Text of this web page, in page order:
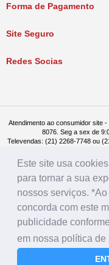
Política de Pagamento
Política de Entrega
Forma de Pagamento
Site Seguro
Redes Socias
Atendimento ao consumidor site
8076. Seg a sex de
Televendas: (21) 2268-7748 ou
Female Pet - CNPJ:
de
Este site usa
para tornar a sua
nossos serviços.
concorda com este
publicidade
em nossa política de